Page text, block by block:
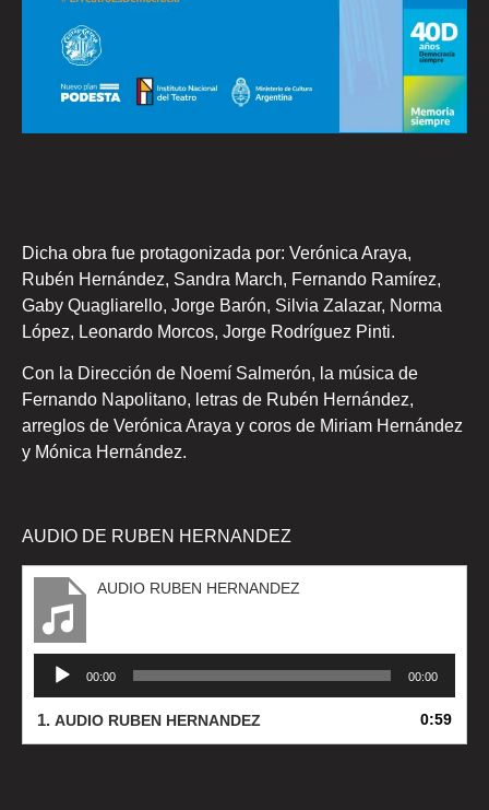
Dicha obra fue protagonizada por: Verónica Araya,
Rubén Hernández, Sandra March, Fernando Ramírez,
Gaby Quagliarello, Jorge Barón, Silvia Zalazar, Norma
López, Leonardo Morcos, Jorge Rodríguez Pinti.
Con la Dirección de Noemí Salmerón, la música de
Fernando Napolitano, letras de Rubén Hernández,
arreglos de Verónica Araya y coros de Miriam Hernández
y Mónica Hernández.
AUDIO DE RUBEN HERNANDEZ
AUDIO RUBEN HERNANDEZ
Reproductor
audio
00:00 00:00
1. AUDIO RUBEN HERNANDEZ 0:59